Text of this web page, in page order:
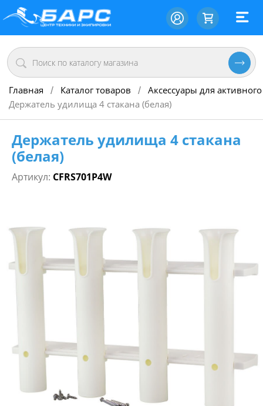
Главная / Каталог товаров / Аксессуары для
Держатель удилища 4 стакана (белая)
Держатель удилища 4 стакана
(белая)
Артикул: CFRS701P4W